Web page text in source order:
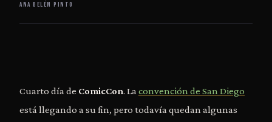
Ana Belén Pinto
Cuarto día de ComicCon. La convención de San Diego
está llegando a su fin, pero todavía quedan algunas